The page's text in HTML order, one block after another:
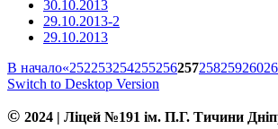
30.10.2013
29.10.2013-2
29.10.2013
В начало«252253254255256257258259260
Switch to Desktop Version
© 2024 | Ліцей №191 ім. П.Г. Тичини